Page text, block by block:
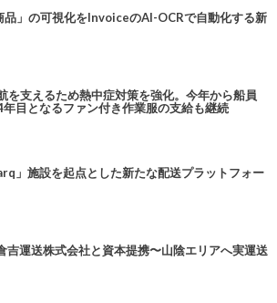
」の可視化をInvoiceのAI-OCRで自動化する新
を支えるため熱中症対策を強化。今年から船員
目となるファン付き作業服の支給も継続
」施設を起点とした新たな配送プラットフォー
運送株式会社と資本提携〜山陰エリアへ実運送